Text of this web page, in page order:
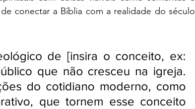
conectar a Bíblia com a realidade do século
de [insira o conceito, ex:
que não cresceu na igreja.
do cotidiano moderno, como
que tornem esse conceito